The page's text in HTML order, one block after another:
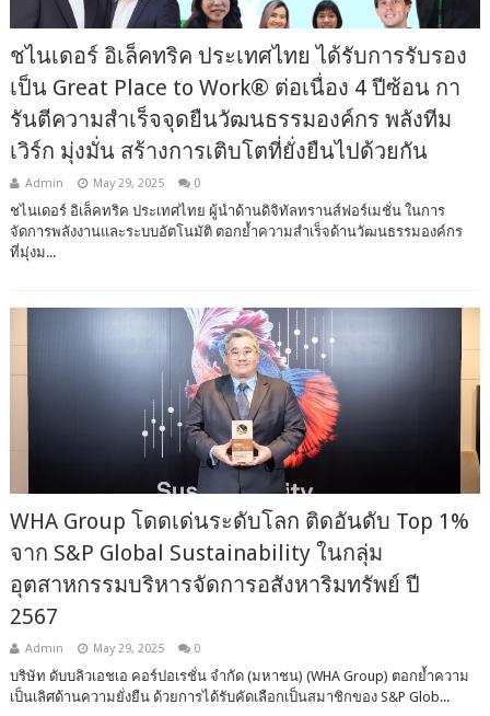
ชไนเดอร์ อิเล็คทริค ประเทศไทย ได้รับการรับรอง
เป็น Great Place to Work® ต่อเนื่อง 4 ปีซ้อน กา
รันตีความสำเร็จจุดยืนวัฒนธรรมองค์กร พลังทีม
เวิร์ก มุ่งมั่น สร้างการเติบโตที่ยั่งยืนไปด้วยกัน
Admin May 29, 2025 0
ชไนเดอร์ อิเล็คทริค ประเทศไทย ผู้นำด้านดิจิทัลทรานส์ฟอร์เมชั่น ในการ
จัดการพลังงานและระบบอัตโนมัติ ตอกย้ำความสำเร็จด้านวัฒนธรรมองค์กร
ที่มุ่งม...
WHA Group โดดเด่นระดับโลก ติดอันดับ Top 1%
จาก S&P Global Sustainability ในกลุ่ม
อุตสาหกรรมบริหารจัดการอสังหาริมทรัพย์ ปี
2567
Admin May 29, 2025 0
บริษัท ดับบลิวเอชเอ คอร์ปอเรชั่น จำกัด (มหาชน) (WHA Group) ตอกย้ำความ
เป็นเลิศด้านความยั่งยืน ด้วยการได้รับคัดเลือกเป็นสมาชิกของ S&P Glob...